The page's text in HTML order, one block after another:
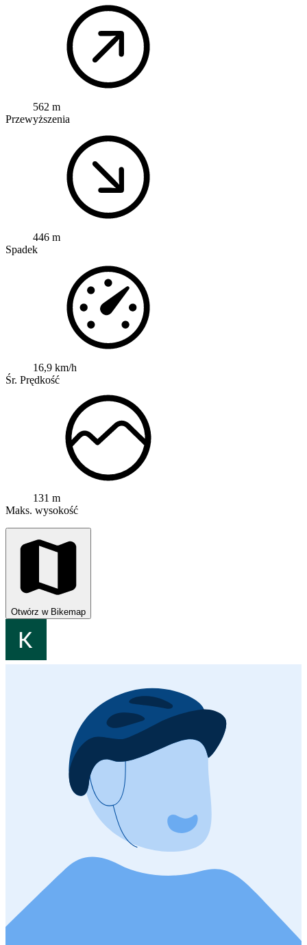
562 m
Przewyższenia
446 m
Spadek
16,9 km/h
Śr. Prędkość
131 m
Maks. wysokość
Otwórz w Bikemap